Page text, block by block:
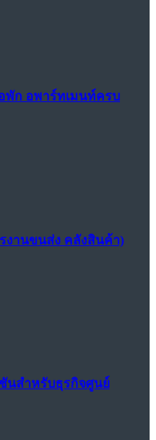
พัก อพาร์ทเมนท์ครบ
งานขนส่ง คลังสินค้า)
ชันสำหรับธุรกิจศูนย์